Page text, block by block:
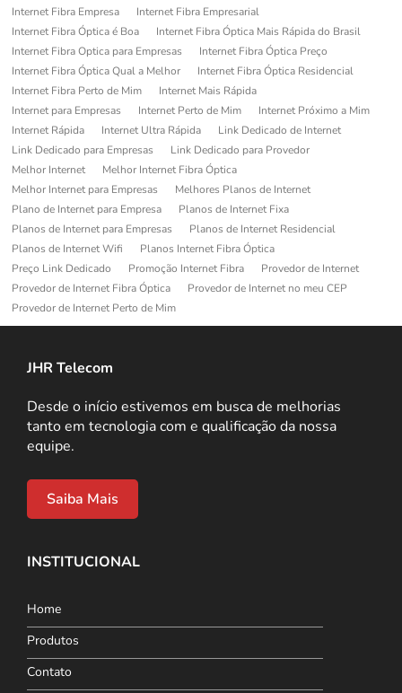
Internet Fibra Empresa
Internet Fibra Empresarial
Internet Fibra Óptica é Boa
Internet Fibra Óptica Mais Rápida do Brasil
Internet Fibra Optica para Empresas
Internet Fibra Óptica Preço
Internet Fibra Óptica Qual a Melhor
Internet Fibra Óptica Residencial
Internet Fibra Perto de Mim
Internet Mais Rápida
Internet para Empresas
Internet Perto de Mim
Internet Próximo a Mim
Internet Rápida
Internet Ultra Rápida
Link Dedicado de Internet
Link Dedicado para Empresas
Link Dedicado para Provedor
Melhor Internet
Melhor Internet Fibra Óptica
Melhor Internet para Empresas
Melhores Planos de Internet
Plano de Internet para Empresa
Planos de Internet Fixa
Planos de Internet para Empresas
Planos de Internet Residencial
Planos de Internet Wifi
Planos Internet Fibra Óptica
Preço Link Dedicado
Promoção Internet Fibra
Provedor de Internet
Provedor de Internet Fibra Óptica
Provedor de Internet no meu CEP
Provedor de Internet Perto de Mim
JHR Telecom
Desde o início estivemos em busca de melhorias
tanto em tecnologia com e qualificação da nossa
equipe.
Saiba Mais
INSTITUCIONAL
Home
Produtos
Contato